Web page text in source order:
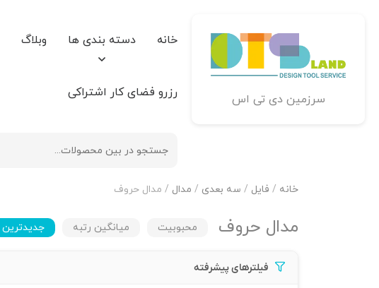
سرزمین دی تی اس
خانه دسته بندی ها وبلاگ
رزرو فضای کار اشتراکی
خانه / فایل / سه بعدی / مدال / مدال حروف
مدال حروف محبوبیت میانگین رتبه جدیدترین
فیلترهای پیشرفته